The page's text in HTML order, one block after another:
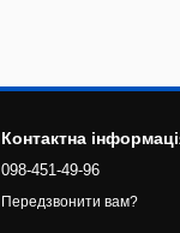
Контактна
098-451-49-96
Передзвонити вам?